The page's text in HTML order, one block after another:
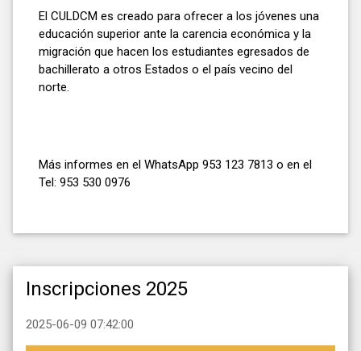
El CULDCM es creado para ofrecer a los jóvenes una
educación superior ante la carencia económica y la
migración que hacen los estudiantes egresados de
bachillerato a otros Estados o el país vecino del
norte.
Más informes en el WhatsApp 953 123 7813 o en el
Tel: 953 530 0976
Inscripciones 2025
2025-06-09 07:42:00